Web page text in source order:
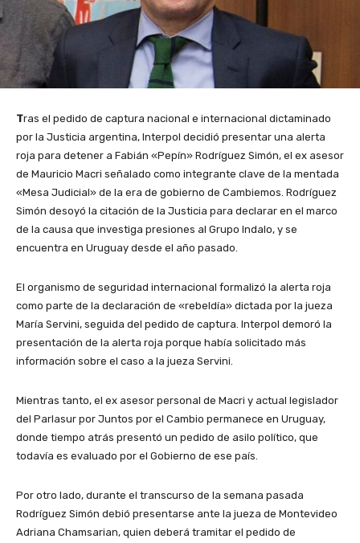
Tras el pedido de captura nacional e internacional dictaminado
por la Justicia argentina, Interpol decidió presentar una alerta
roja para detener a Fabián «Pepín» Rodríguez Simón, el ex asesor
de Mauricio Macri señalado como integrante clave de la mentada
«Mesa Judicial» de la era de gobierno de Cambiemos. Rodríguez
Simón desoyó la citación de la Justicia para declarar en el marco
de la causa que investiga presiones al Grupo Indalo, y se
encuentra en Uruguay desde el año pasado.
El organismo de seguridad internacional formalizó la alerta roja
como parte de la declaración de «rebeldía» dictada por la jueza
María Servini, seguida del pedido de captura. Interpol demoró la
presentación de la alerta roja porque había solicitado más
información sobre el caso a la jueza Servini.
Mientras tanto, el ex asesor personal de Macri y actual legislador
del Parlasur por Juntos por el Cambio permanece en Uruguay,
donde tiempo atrás presentó un pedido de asilo político, que
todavía es evaluado por el Gobierno de ese país.
Por otro lado, durante el transcurso de la semana pasada
Rodríguez Simón debió presentarse ante la jueza de Montevideo
Adriana Chamsarian, quien deberá tramitar el pedido de